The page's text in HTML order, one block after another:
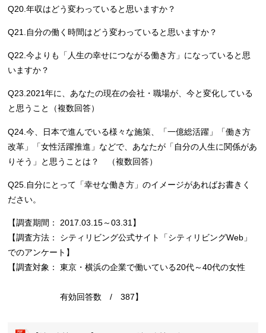
Q20.年収はどう変わっていると思いますか？
Q21.自分の働く時間はどう変わっていると思いますか？
Q22.今よりも「人生の幸せにつながる働き方」になっていると思
いますか？
Q23.2021年に、あなたの現在の会社・職場が、今と変化している
と思うこと（複数回答）
Q24.今、日本で進んでいる様々な施策、「一億総活躍」「働き方
改革」「女性活躍推進」などで、あなたが「自分の人生に関係があ
りそう」と思うことは？ （複数回答）
Q25.自分にとって「幸せな働き方」のイメージがあればお書きく
ださい。
【調査期間： 2017.03.15～03.31】
【調査方法： シティリビング公式サイト「シティリビングWeb」
でのアンケート】
【調査対象： 東京・横浜の企業で働いている20代～40代の女性
有効回答数 / 387】